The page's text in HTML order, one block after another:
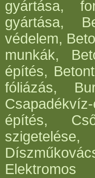
gyártása,
gyártása,
védelem,
munkák,
építés,
fóliázás,
építés,